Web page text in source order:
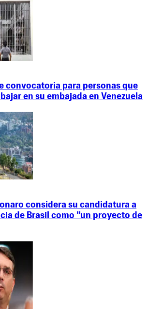
convocatoria para personas que
en su embajada en Venezuela
considera su candidatura a
de Brasil como "un proyecto de